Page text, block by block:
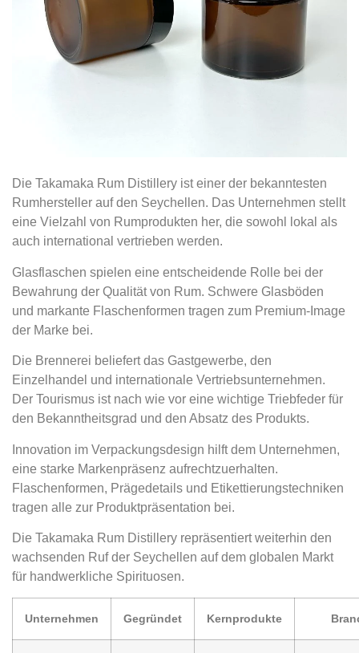
Die Takamaka Rum Distillery ist einer der bekanntesten
Rumhersteller auf den Seychellen. Das Unternehmen stellt
eine Vielzahl von Rumprodukten her, die sowohl lokal als
auch international vertrieben werden.
Glasflaschen spielen eine entscheidende Rolle bei der
Bewahrung der Qualität von Rum. Schwere Glasböden
und markante Flaschenformen tragen zum Premium-Image
der Marke bei.
Die Brennerei beliefert das Gastgewerbe, den
Einzelhandel und internationale Vertriebsunternehmen.
Der Tourismus ist nach wie vor eine wichtige Triebfeder für
den Bekanntheitsgrad und den Absatz des Produkts.
Innovation im Verpackungsdesign hilft dem Unternehmen,
eine starke Markenpräsenz aufrechtzuerhalten.
Flaschenformen, Prägedetails und Etikettierungstechniken
tragen alle zur Produktpräsentation bei.
Die Takamaka Rum Distillery repräsentiert weiterhin den
wachsenden Ruf der Seychellen auf dem globalen Markt
für handwerkliche Spirituosen.
Unternehmen Gegründet Kernprodukte